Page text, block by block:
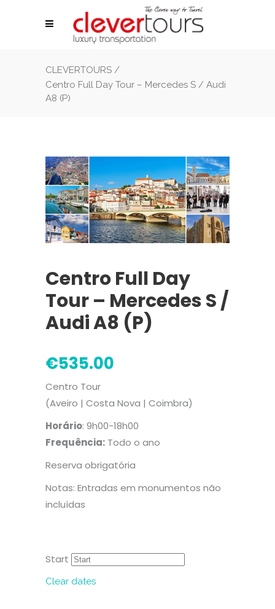
CLEVERTOURS /
Centro Full Day Tour – Mercedes S / Audi
A8 (P)
Centro Full Day
Tour – Mercedes S /
Audi A8 (P)
€535.00
Centro Tour
(Aveiro | Costa Nova | Coimbra)
Horário: 9h00-18h00
Frequência: Todo o ano
Reserva obrigatória
Notas: Entradas em monumentos não
incluídas
Start
Clear dates